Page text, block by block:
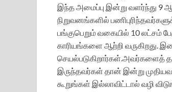
இந்த அமைப்பு இன்று வளர்ந்து 9
நிறுவனங்களில்
பங்குபெறும் வகையில் 10 லட்சம்
காரியங்களை ஆற்றி வருகிறது.
செயல்படுகிறார்கள்.அவர்களைத்
இருந்தவர்கள் தான் இன்று
கூறுங்கள் இல்லாவிட்டால் வழி